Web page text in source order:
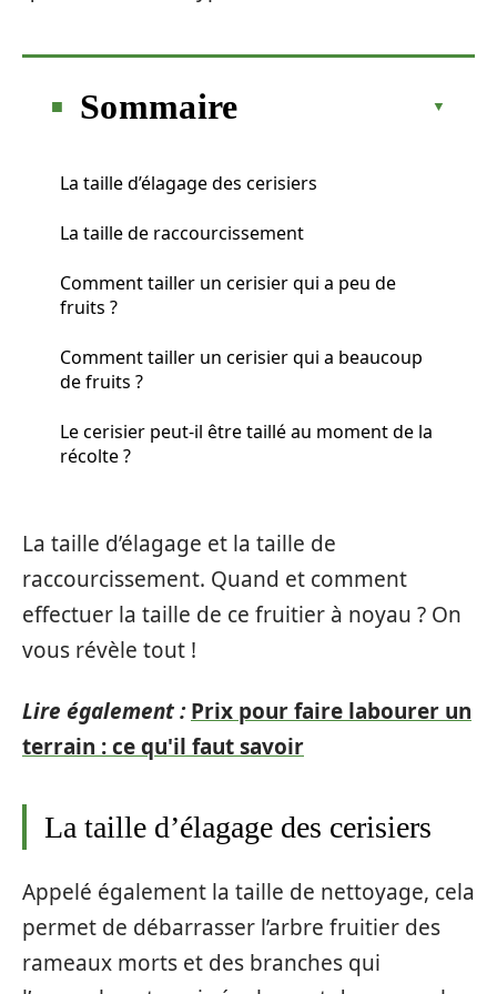
Sommaire
La taille d’élagage des cerisiers
La taille de raccourcissement
Comment tailler un cerisier qui a peu de
fruits ?
Comment tailler un cerisier qui a beaucoup
de fruits ?
Le cerisier peut-il être taillé au moment de la
récolte ?
La taille d’élagage et la taille de
raccourcissement. Quand et comment
effectuer la taille de ce fruitier à noyau ? On
vous révèle tout !
Lire également : Prix pour faire labourer un
terrain : ce qu'il faut savoir
La taille d’élagage des cerisiers
Appelé également la taille de nettoyage, cela
permet de débarrasser l’arbre fruitier des
rameaux morts et des branches qui